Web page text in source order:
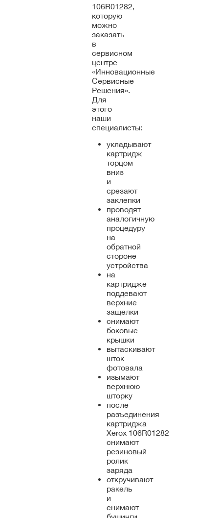
106R01282,
которую
можно
заказать
в
сервисном
центре
«Инновационные
Сервисные
Решения».
Для
этого
наши
специалисты:
укладывают
картридж
торцом
вниз
и
срезают
заклепки
проводят
аналогичную
процедуру
на
обратной
стороне
устройства
на
картридже
поддевают
верхние
защелки
снимают
боковые
крышки
вытаскивают
шток
фотовала
изымают
верхнюю
шторку
после
разъединения
картриджа
Xerox 106R01282
снимают
резиновый
ролик
заряда
откручивают
ракель
и
снимают